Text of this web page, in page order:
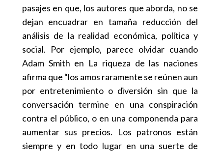
pasajes en que, los autores que aborda, no se
dejan encuadrar en tamaña reducción del
análisis de la realidad económica, política y
social. Por ejemplo, parece olvidar cuando
Adam Smith en La riqueza de las naciones
afirma que “los amos raramente se reúnen aun
por entretenimiento o diversión sin que la
conversación termine en una conspiración
contra el público, o en una componenda para
aumentar sus precios. Los patronos están
siempre y en todo lugar en una suerte de